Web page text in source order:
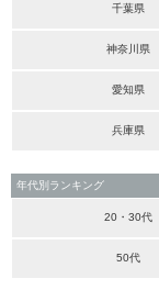
千葉県
神奈川県
愛知県
兵庫県
年代別ランキング
20・30代
50代